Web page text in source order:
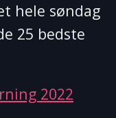
hele søndag
25 bedste
2022